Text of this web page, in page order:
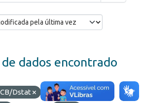
dados encontrado
Dstat Formatos:
API